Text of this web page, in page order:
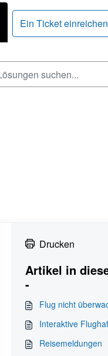
Ein Ticket einreichen
Drucken
Artikel in
-
Flug nicht
Interaktive
Reisemeldungen